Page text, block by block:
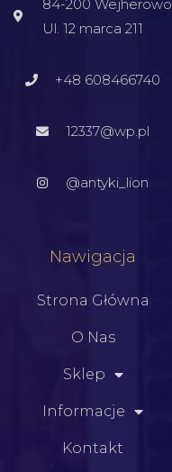
84-200 Wejherowo
Ul. 12 marca 211
+48 608466740
12337@wp.pl
@antyki_lion
Nawigacja
Strona Główna
O Nas
Sklep
Informacje
Kontakt